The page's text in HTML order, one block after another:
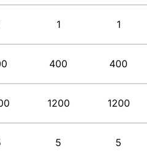
1
400
1200
5
1
400
1200
5